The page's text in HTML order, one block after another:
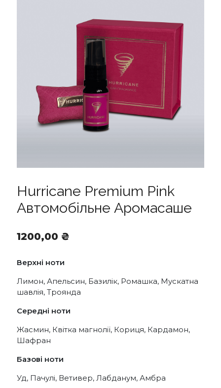
Hurricane Premium Pink
Автомобільне Аромасаше
1200,00 ₴
Верхні ноти
Лимон, Апельсин, Базилік, Ромашка, Мускатна
шавлія, Троянда
Середні ноти
Жасмин, Квітка магнолії, Кориця, Кардамон,
Шафран
Базові ноти
Уд, Пачулі, Ветивер, Лабданум, Амбра